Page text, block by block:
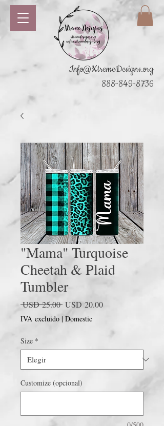
Info@XtremeDesigns.org
888-849-8736
"Mama" Turquoise
Cheetah & Plaid
Tumbler
USD 25.00 Precio
USD 20.00Precio
IVA excluido | Domestic
Size *
Customize (opcional)